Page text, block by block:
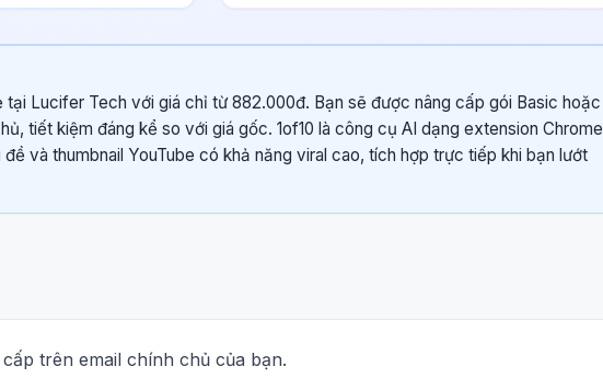
tại Lucifer Tech với giá chỉ từ 882.000đ. Bạn sẽ được nâng cấp gói Basic hoặc
tiết kiệm đáng kể so với giá gốc. 1of10 là công cụ AI dạng extension Chrome
và thumbnail YouTube có khả năng viral cao, tích hợp trực tiếp khi bạn lướt
trên email chính chủ của bạn.